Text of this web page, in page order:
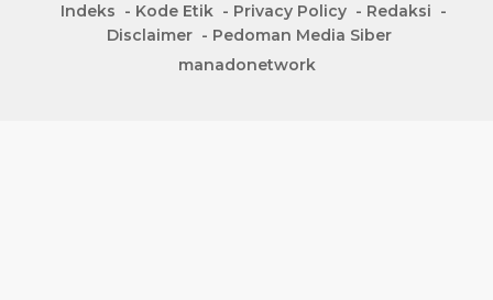
Indeks Kode Etik Privacy Policy
Redaksi
Disclaimer
Pedoman Media Siber
manadonetwork